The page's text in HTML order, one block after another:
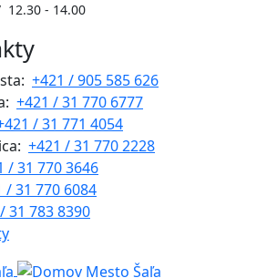
- 14.00
+421 / 905 585 626
+421 / 31 770 6777
/ 31 771 4054
+421 / 31 770 2228
/ 31 770 3646
/ 31 770 6084
31 783 8390